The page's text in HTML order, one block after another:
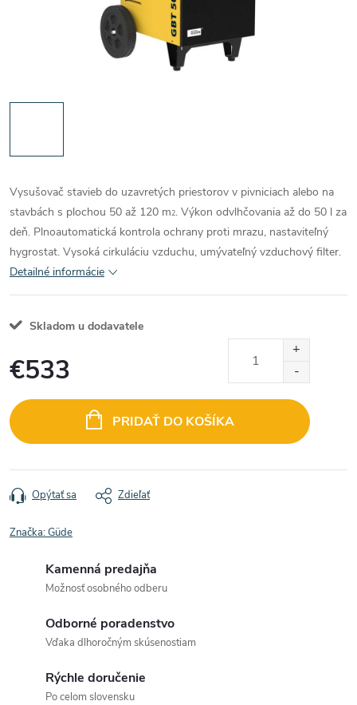
Vysušovač stavieb do uzavretých priestorov v pivniciach alebo na
stavbách s plochou 50 až 120 m2. Výkon odvlhčovania až do 50 l za
deň. Plnoautomatická kontrola ochrany proti mrazu, nastaviteľný
hygrostat. Vysoká cirkuláciu vzduchu, umývateľný vzduchový filter.
Detailné informácie
Skladom u dodavatele
€533
cena:
PRIDAŤ DO KOŠÍKA
Opýtať sa Zdieľať
Značka:Güde
Kamenná predajňa
Možnosť osobného odberu
Odborné poradenstvo
Vďaka dlhoročným skúsenostiam
Rýchle doručenie
Po celom slovensku